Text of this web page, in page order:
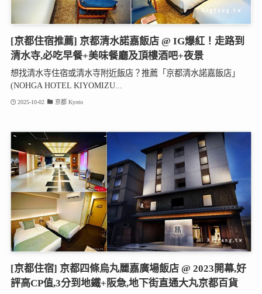
[京都住宿推薦] 京都清水諾嘉飯店 @ IG爆紅！走路到
清水寺,必吃早餐+美味餐廳及頂樓酒吧+夜景
想找清水寺住宿或清水寺附近飯店？推薦「京都清水諾嘉飯店」
(NOHGA HOTEL KIYOMIZU...
2025-10-02 京都 Kyoto
[京都住宿] 京都四條烏丸麗嘉廣場飯店 @ 2023開幕,好
評高CP值,3分到地鐵+阪急,地下街直通大丸京都百貨